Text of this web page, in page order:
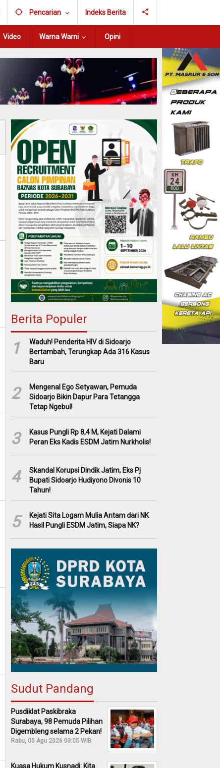
Pencarian Indeks Berita
Video Warna Warni Opini
Berita Populer
1
Waduh! Penderita HIV di Sidoarjo
Bertambah, Terungkap Ada 316 Kasus
Baru
2
Mengenal Ego Setyawan, Pemuda
Sidoarjo Bikin Dapur Para Tetangga
Tetap Ngebul!
3
Kasus Pungli Rp 8,4 M, Kejati Dalami
Peran Eks Kadis ESDM Jatim Nurkholis!
4
Skandal Korupsi Dindik Jatim, Eks Pj
Bupati Sidoarjo Hudiyono Divonis 10
Tahun!
5
Kejati Sita Logam Mulia Antam dari NK
Hasil Pungli ESDM Jatim, Siapa NK?
Sudut Pandang
Pusdiklat Paskibraka
Surabaya, 98 Pemuda Pilihan
Digembleng selama 2 Pekan!
Rabu, 05 Agu 2026 03:05 WIB
Kuasa Hukum Kusnadi: Kita